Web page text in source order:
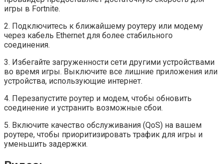
игры в Fortnite.
2. Подключитесь к ближайшему роутеру или модему
через кабель Ethernet для более стабильного
соединения.
3. Избегайте загруженности сети другими устройствами
во время игры. Выключите все лишние приложения или
устройства, использующие интернет.
4. Перезапустите роутер и модем, чтобы обновить
соединение и устранить возможные сбои.
5. Включите качество обслуживания (QoS) на вашем
роутере, чтобы приоритизировать трафик для игры и
уменьшить задержки.